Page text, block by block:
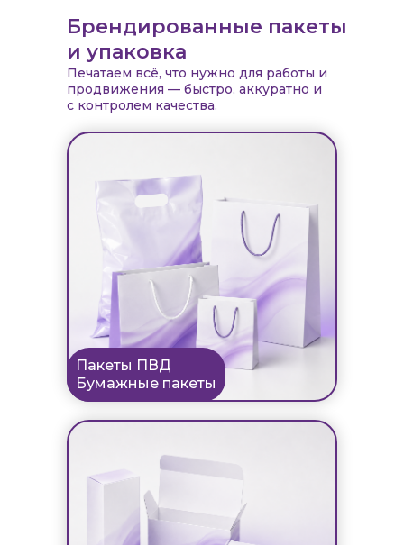
Брендированные пакеты
и упаковка
Печатаем всё, что нужно для работы и
продвижения — быстро, аккуратно и
с контролем качества.
Пакеты ПВД
Бумажные пакеты